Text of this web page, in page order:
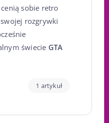
sobie retro
rozgrywki
świecie GTA
1 artykuł